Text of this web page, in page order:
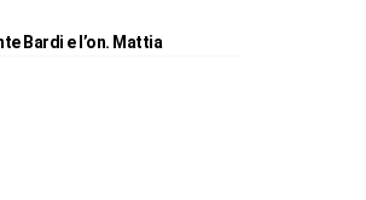
Bardi e l’on. Mattia